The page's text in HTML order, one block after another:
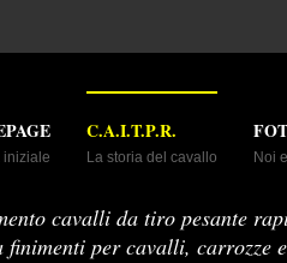
Noi
C.A.I.T.P.R.
La storia del cavallo
iniziale
cavalli da tiro pesante
finimenti per cavalli, carrozze